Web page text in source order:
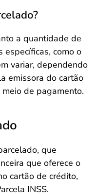
a quantidade de
específicas, como o
variar, dependendo
emissora do cartão
de pagamento.
que
que oferece o
cartão de crédito,
INSS.